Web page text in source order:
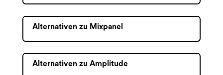
Alternativen zu Mixpanel
Alternativen zu Amplitude